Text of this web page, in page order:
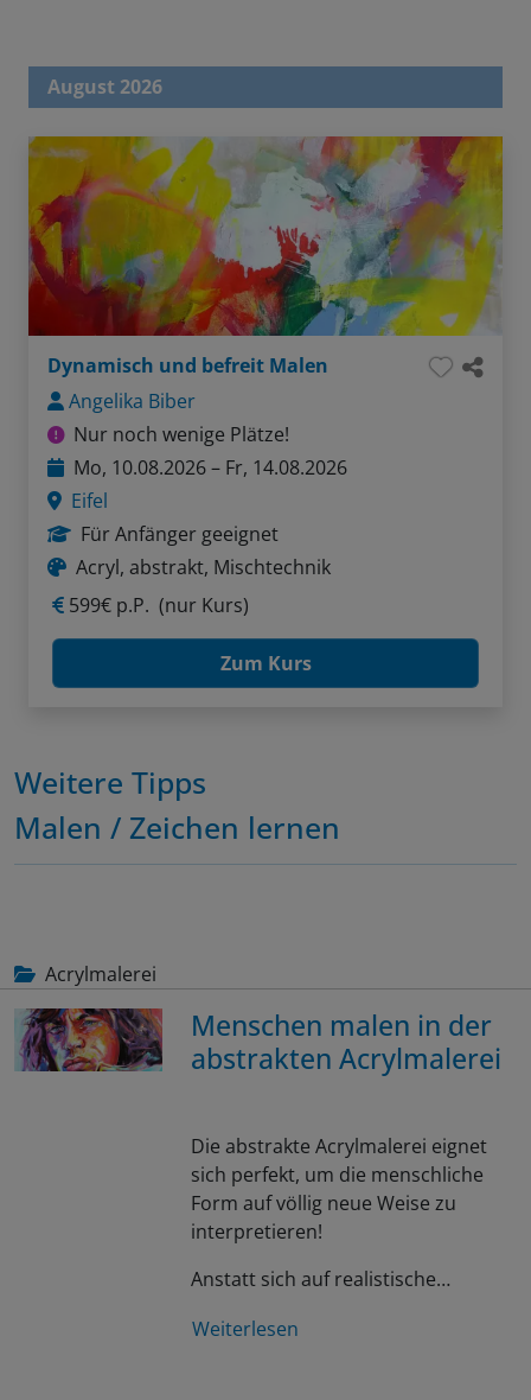
August 2026
Dynamisch und befreit Malen
Angelika Biber
Nur noch wenige Plätze!
Mo, 10.08.2026 – Fr, 14.08.2026
Eifel
Für Anfänger geeignet
Acryl, abstrakt, Mischtechnik
599€ p.P. (nur Kurs)
Zum Kurs
Weitere Tipps
Malen / Zeichen lernen
Acrylmalerei
Menschen malen in der
abstrakten Acrylmalerei
Die abstrakte Acrylmalerei eignet
sich perfekt, um die menschliche
Form auf völlig neue Weise zu
interpretieren!
Anstatt sich auf realistische…
Weiterlesen